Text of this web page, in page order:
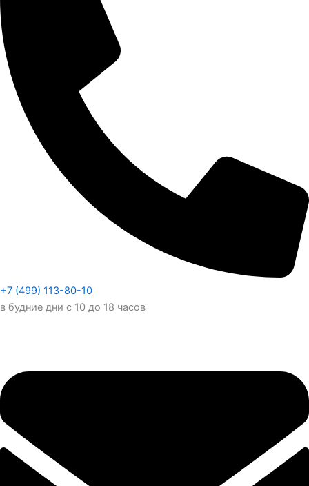
+7 (499) 113-80-10
в будние дни с 10 до 18 часов